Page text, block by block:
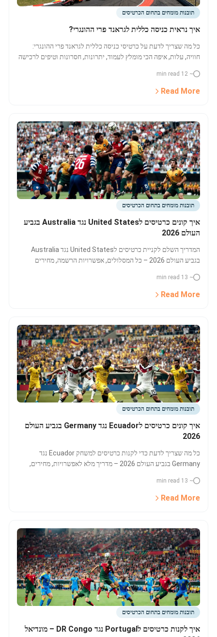
תובנות מומחים בתחום הכרטיסים
איך נראית כניסה כללית לגראנד פרי ההונגרי?
כל מה שצריך לדעת על כרטיסי כניסה כללית לגראנד פרי ההונגרי:
חוויה, עלות, איפה הכי מומלץ לעמוד, יתרונות, חסרונות וטיפים לרכישה
המידע פה.
~ 12 min read
Read More
תובנות מומחים בתחום הכרטיסים
איך קונים כרטיסים לUnited States נגד Australia בגביע
העולם 2026
המדריך השלם לקניית כרטיסים לUnited States נגד Australia
בגביע העולם 2026 – כל המסלולים, אפשרויות הרשמה, מחירים
למשפחה ולחובב הכדורגל.
~ 13 min read
Read More
תובנות מומחים בתחום הכרטיסים
איך קונים כרטיסים לEcuador נגד Germany בגביע העולם
2026
כל מה שצריך לדעת כדי לקנות כרטיסים למשחק Ecuador נגד
Germany בגביע העולם 2026 – מדריך מלא לאפשרויות, מחירים,
~ 13 min read
Read More
תובנות מומחים בתחום הכרטיסים
איך לקנות כרטיסים לPortugal נגד DR Congo – מונדיאל